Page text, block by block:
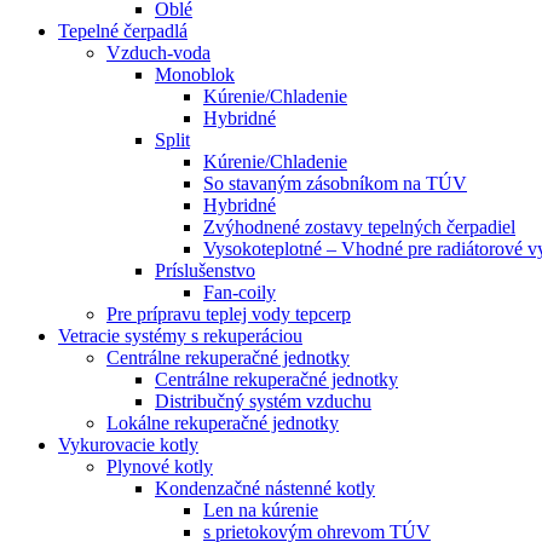
Oblé
Tepelné čerpadlá
Vzduch-voda
Monoblok
Kúrenie/Chladenie
Hybridné
Split
Kúrenie/Chladenie
So stavaným zásobníkom na TÚV
Hybridné
Zvýhodnené zostavy tepelných čerpadiel
Vysokoteplotné – Vhodné pre radiátorové
Príslušenstvo
Fan-coily
Pre prípravu teplej vody tepcerp
Vetracie systémy s rekuperáciou
Centrálne rekuperačné jednotky
Centrálne rekuperačné jednotky
Distribučný systém vzduchu
Lokálne rekuperačné jednotky
Vykurovacie kotly
Plynové kotly
Kondenzačné nástenné kotly
Len na kúrenie
s prietokovým ohrevom TÚV